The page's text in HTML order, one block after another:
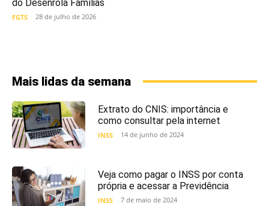
do Desenrola Famílias
FGTS 28 de julho de 2026
Mais lidas da semana
Extrato do CNIS: importância e
como consultar pela internet
INSS 14 de junho de 2024
Veja como pagar o INSS por conta
própria e acessar a Previdência
INSS 7 de maio de 2024